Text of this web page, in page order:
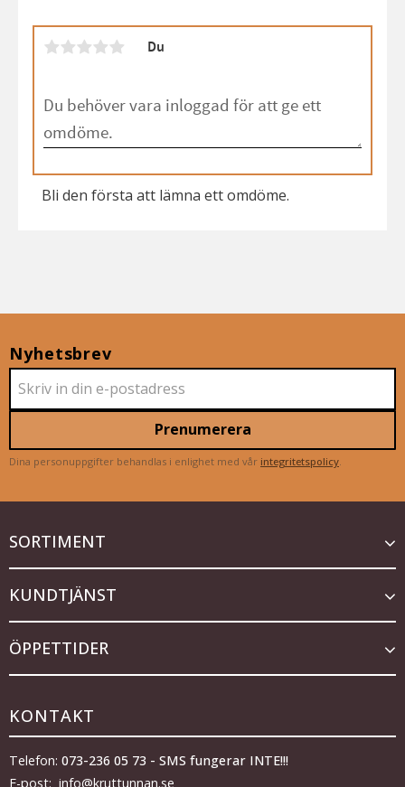
Du
Bli den första att lämna ett omdöme.
Nyhetsbrev
Prenumerera
Dina personuppgifter behandlas i enlighet med vår integritetspolicy
SORTIMENT
KUNDTJÄNST
ÖPPETTIDER
KONTAKT
Telefon: 073-236 05 73 - SMS fungerar INTE!!!
E-post: info@kruttunnan.se